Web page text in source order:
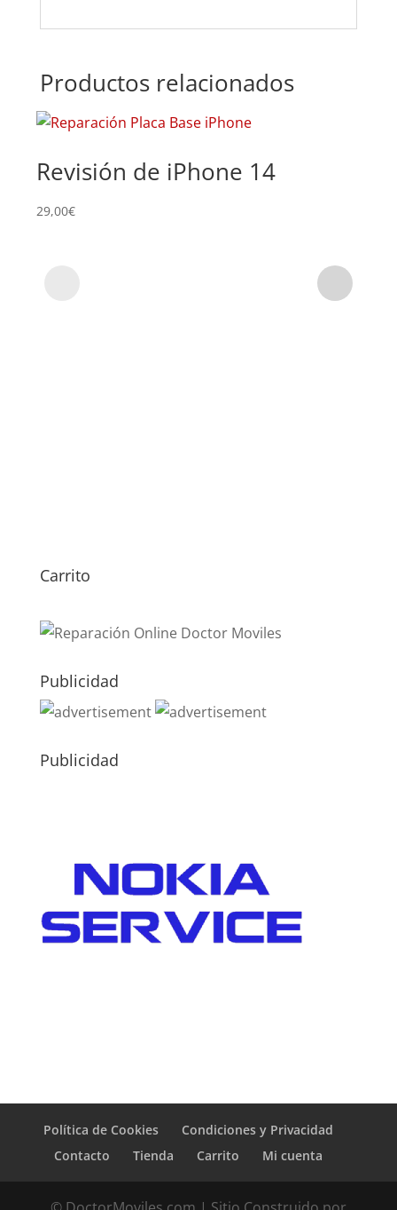
Productos relacionados
Revisión de iPhone 14
29,00€
Carrito
Publicidad
Publicidad
Política de Cookies
Condiciones y Privacidad
Contacto
Tienda Carrito Mi cuenta